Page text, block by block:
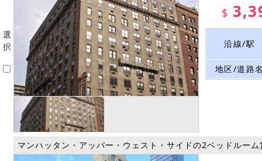
選
択
$
沿線/駅
地区/道路
マンハッタン・アッパー・ウェスト・サイドの2ベッドルー